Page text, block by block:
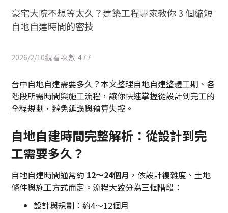
豪宅大院不想等太久？建築工程專家教你 3 個縮短
自地自建時間的密技
2026/2/10觀看次數 477
台中自地自建需要多久？本文整理自地自建整體工期、各
階段所需時間與施工流程，讓你快速掌握從設計到完工的
全程規劃，避免延誤與預算失控。
自地自建時間完整解析：從設計到完
工需要多久？
自地自建時間通常約 12～24個月 ，依設計複雜度、土地
條件與施工方式而定。流程大致分為三個階段：
設計與規劃：約4～12個月